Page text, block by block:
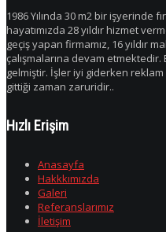
1986 Yılında 30 m2 bir işyerinde
hayatımızda 28 yıldır hizmet
geçiş yapan firmamız, 16 yıldır
çalışmalarına devam
gelmiştir. İşler iyi giderken
gittiği zaman zaruridir..
Hızlı Erişim
Anasayfa
Hakkkımızda
Galeri
Referanslarımız
İletişim